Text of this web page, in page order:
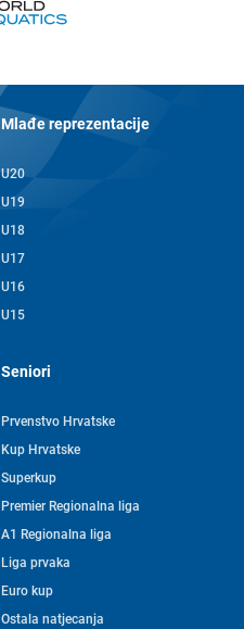
Mlađe reprezentacije
U20
U19
U18
U17
U16
U15
Seniori
Prvenstvo Hrvatske
Kup Hrvatske
Superkup
Premier Regionalna liga
A1 Regionalna liga
Liga prvaka
Euro kup
Ostala natjecanja